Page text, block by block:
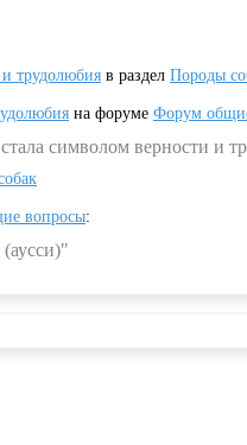
и трудолюбия в раздел Породы
на форуме Форум
символом верности и
вопросы: